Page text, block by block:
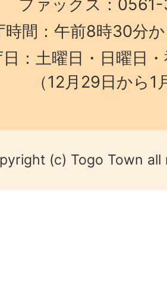
ファックス：
時間：午前8時30分
日：土曜日・日曜日
（12月29日から1
(c) Togo Town all